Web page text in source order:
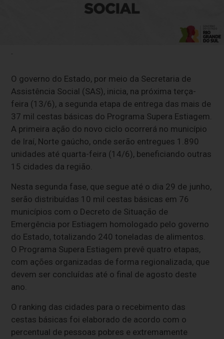
-
O governo do Estado, por meio da Secretaria de
Assistência Social (SAS), inicia, na próxima terça-
feira (13/6), a segunda etapa de entrega das mais de
37 mil cestas básicas do Programa Supera Estiagem.
A primeira ação do novo ciclo ocorrerá no município
de Iraí, Norte gaúcho, onde serão entregues 1.890
unidades até quarta-feira (14/6), beneficiando outras
15 cidades da região.
Nesta segunda fase, que segue até o dia 29 de junho,
serão distribuídas 10 mil cestas básicas em 76
municípios com o Decreto de Situação de
Emergência por Estiagem homologado pelo governo
do Estado, totalizando 240 toneladas de alimentos.
O Programa Supera Estiagem prevê quatro etapas,
com ações organizadas de forma regionalizada, que
devem ser concluídas até o final de agosto deste
ano.
O ranking das cidades para o recebimento das
cestas básicas foi elaborado de acordo com o
percentual de pessoas pobres e extremamente